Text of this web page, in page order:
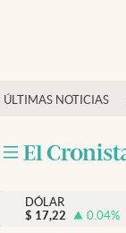
ÚLTIMAS NOTICIAS
Actualidad
Internacionales
DÓLAR
$ 17,22 0.04%